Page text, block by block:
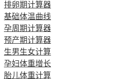
排卵期计算器
基础体温曲线
孕周期计算器
预产期计算器
生男生女计算
孕妇体重增长
胎儿体重计算